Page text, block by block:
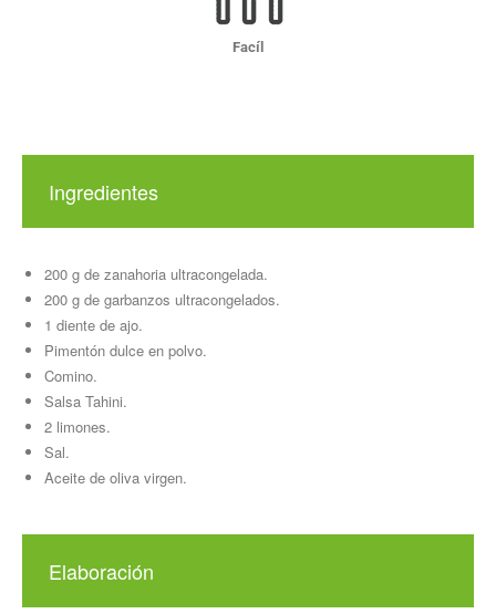
Facíl
Ingredientes
200 g de zanahoria ultracongelada.
200 g de garbanzos ultracongelados.
1 diente de ajo.
Pimentón dulce en polvo.
Comino.
Salsa Tahini.
2 limones.
Sal.
Aceite de oliva virgen.
Elaboración